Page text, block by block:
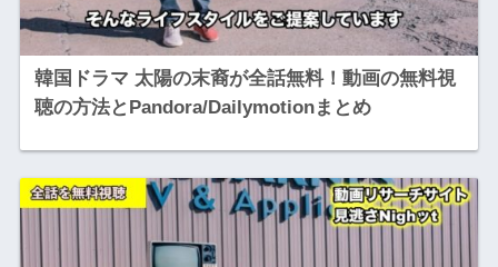
韓国ドラマ 太陽の末裔が全話無料！動画の無料視
聴の方法とPandora/Dailymotionまとめ